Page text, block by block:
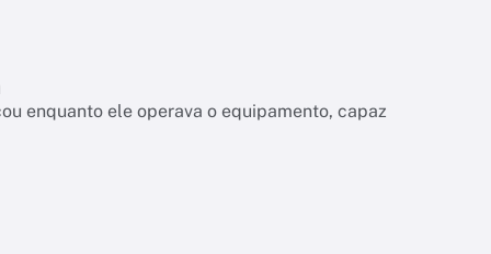
enquanto ele operava o equipamento, capaz